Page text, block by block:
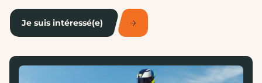
Je suis intéressé(e)